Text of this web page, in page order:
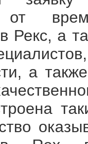
от
Рекс, а
а